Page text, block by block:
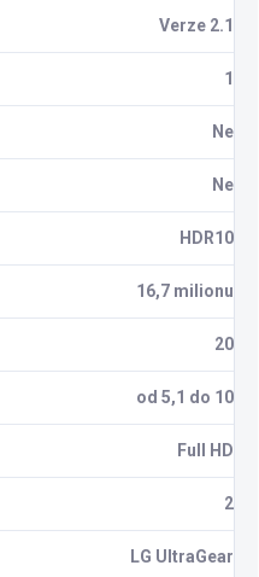
Verze 2.1
1
Ne
Ne
HDR10
16,7 milionu
20
od 5,1 do 10
Full HD
2
LG UltraGear